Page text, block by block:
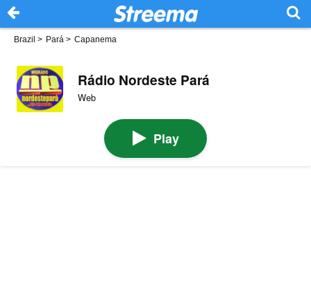
Brazil > Pará > Capanema
Rádio Nordeste Pará
Web
Play